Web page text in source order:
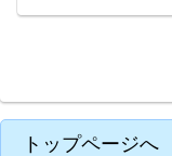
トップページへ